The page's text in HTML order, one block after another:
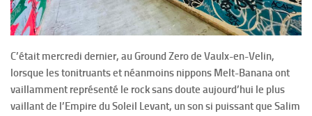
C’était mercredi dernier, au Ground Zero de Vaulx-en-Velin,
lorsque les tonitruants et néanmoins nippons Melt-Banana ont
vaillamment représenté le rock sans doute aujourd’hui le plus
vaillant de l’Empire du Soleil Levant, un son si puissant que Salim